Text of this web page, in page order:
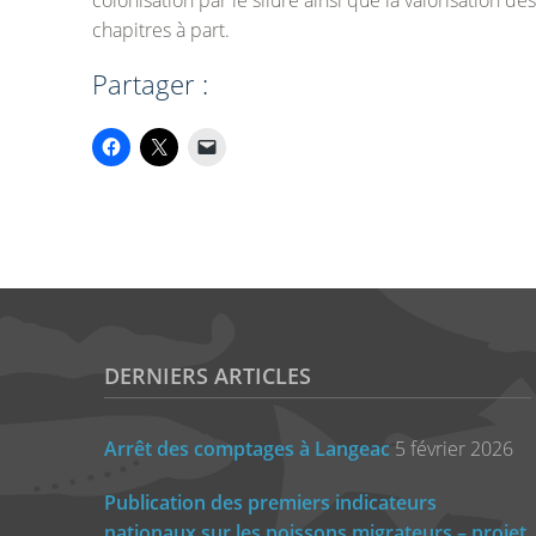
chapitres à part.
Partager :
DERNIERS ARTICLES
Arrêt des comptages à Langeac 5 février 2026
Publication des premiers indicateurs